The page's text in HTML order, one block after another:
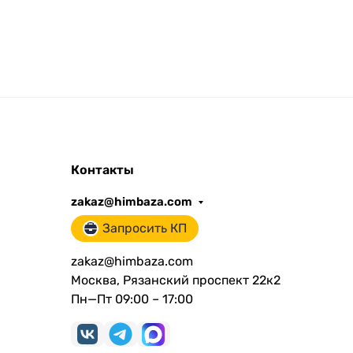
Контакты
zakaz@himbaza.com
Запросить КП
zakaz@himbaza.com
Москва, Рязанский проспект 22к2
Пн—Пт 09:00 – 17:00